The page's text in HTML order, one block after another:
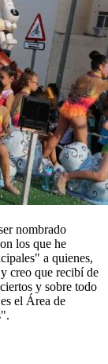
nombrado
los que he
a quienes,
creo que recibí de
y sobre todo
el Área de